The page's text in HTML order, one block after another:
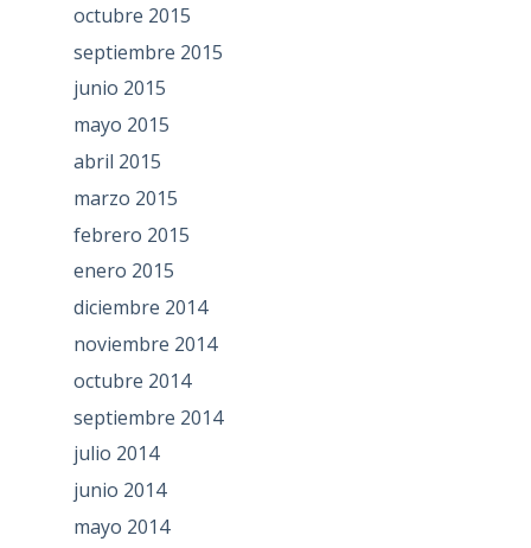
octubre 2015
septiembre 2015
junio 2015
mayo 2015
abril 2015
marzo 2015
febrero 2015
enero 2015
diciembre 2014
noviembre 2014
octubre 2014
septiembre 2014
julio 2014
junio 2014
mayo 2014